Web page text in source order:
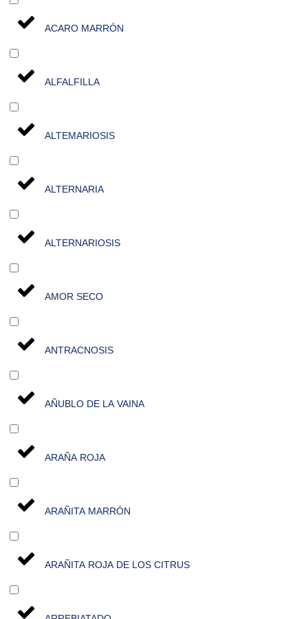
ACARO MARRÓN
ALFALFILLA
ALTEMARIOSIS
ALTERNARIA
ALTERNARIOSIS
AMOR SECO
ANTRACNOSIS
AÑUBLO DE LA VAINA
ARAÑA ROJA
ARAÑITA MARRÓN
ARAÑITA ROJA DE LOS CITRUS